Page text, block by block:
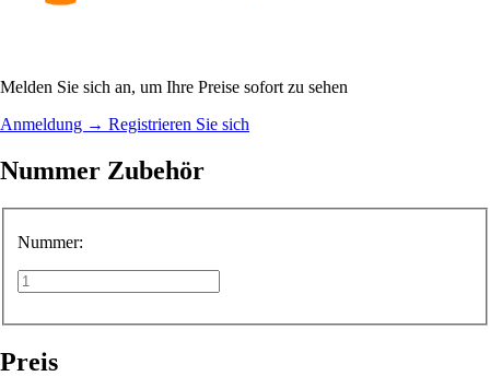
Melden Sie sich an, um Ihre Preise sofort zu sehen
Anmeldung → Registrieren Sie sich
Nummer Zubehör
Nummer:
Preis